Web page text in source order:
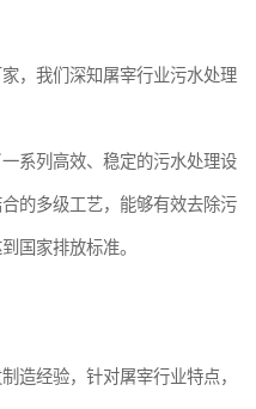
，我们深知屠宰行业污水处理
系列高效、稳定的污水处理设
的多级工艺，能够有效去除污
国家排放标准。
造经验，针对屠宰行业特点，